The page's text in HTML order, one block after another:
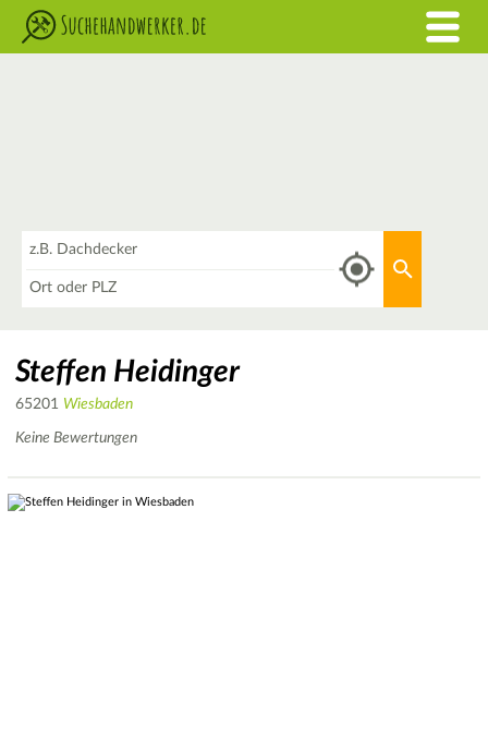
Steffen Heidinger
65201 Wiesbaden
Keine Bewertungen